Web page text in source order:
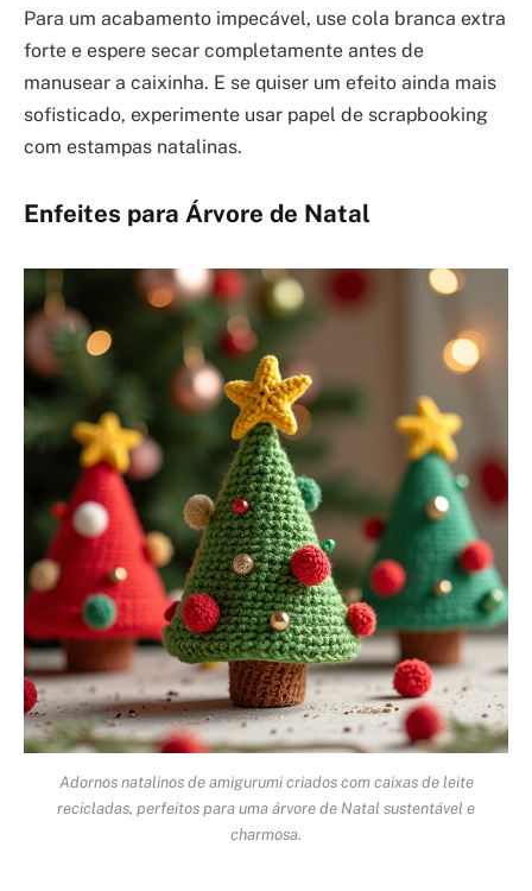
Para um acabamento impecável, use cola branca extra
forte e espere secar completamente antes de
manusear a caixinha. E se quiser um efeito ainda mais
sofisticado, experimente usar papel de scrapbooking
com estampas natalinas.
Enfeites para Árvore de Natal
Adornos natalinos de amigurumi criados com caixas de leite
recicladas, perfeitos para uma árvore de Natal sustentável e
charmosa.